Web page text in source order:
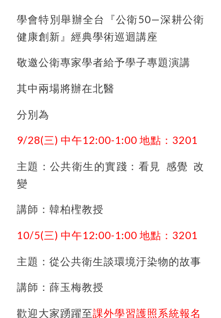
學會特別舉辦全台『公衛50—深耕公衛
健康創新』經典學術巡迴講座
敬邀公衛專家學者給予學子專題演講
其中兩場將辦在北醫
分別為
9/28(三) 中午12:00-1:00 地點：3201
主題：公共衛生的實踐：看見 感覺 改
變
講師：韓柏檉教授
10/5(三) 中午12:00-1:00 地點：3201
主題：從公共衛生談環境汙染物的故事
講師：薛玉梅教授
歡迎大家踴躍至課外學習護照系統報名